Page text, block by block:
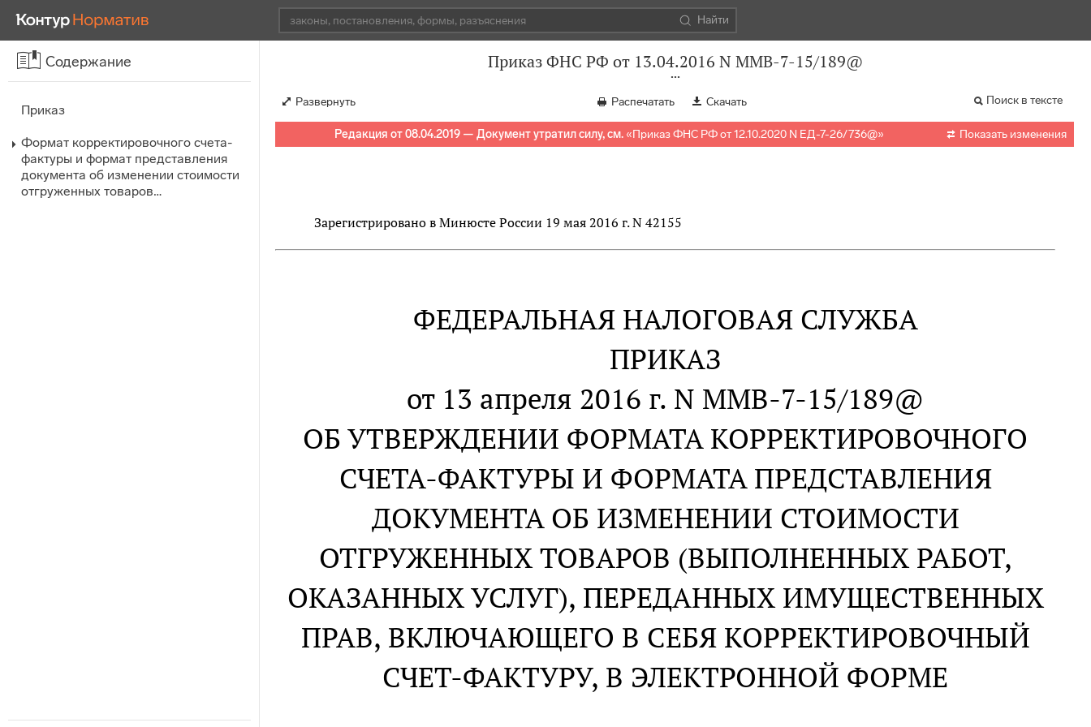
Найти
Содержание
Приказ
Формат корректировочного счета-
фактуры и формат представления
документа об изменении стоимости
отгруженных товаров…
Приказ ФНС РФ от 13.04.2016 N ММВ-7-15/189@
Развернуть Распечатать Скачать Поиск в тексте
Редакция от 08.04.2019 — Документ утратил силу, см. «Приказ ФНС РФ от 12.10.2020 N ЕД-7-26/736@»  Показать изменения
Зарегистрировано в Минюсте России 19 мая 2016 г. N 42155
ФЕДЕРАЛЬНАЯ НАЛОГОВАЯ СЛУЖБА
ПРИКАЗ
от 13 апреля 2016 г. N ММВ-7-15/189@
ОБ УТВЕРЖДЕНИИ ФОРМАТА КОРРЕКТИРОВОЧНОГО
СЧЕТА-ФАКТУРЫ И ФОРМАТА ПРЕДСТАВЛЕНИЯ
ДОКУМЕНТА ОБ ИЗМЕНЕНИИ СТОИМОСТИ
ОТГРУЖЕННЫХ ТОВАРОВ (ВЫПОЛНЕННЫХ РАБОТ,
ОКАЗАННЫХ УСЛУГ), ПЕРЕДАННЫХ ИМУЩЕСТВЕННЫХ
ПРАВ, ВКЛЮЧАЮЩЕГО В СЕБЯ КОРРЕКТИРОВОЧНЫЙ
СЧЕТ-ФАКТУРУ, В ЭЛЕКТРОННОЙ ФОРМЕ